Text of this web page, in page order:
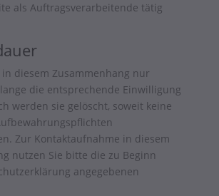
als Auftragsverarbeitende tätig
diesem Zusammenhang nur
die entsprechende Einwilligung
werden sie gelöscht, soweit keine
Zur Kontaktaufnahme in diesem
nutzen Sie bitte die zu Beginn
angegebenen